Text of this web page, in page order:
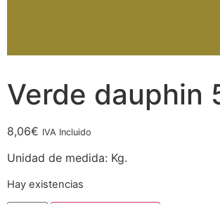
Verde dauphin
8,06€ IVA Incluido
Unidad de medida: Kg.
Hay existencias